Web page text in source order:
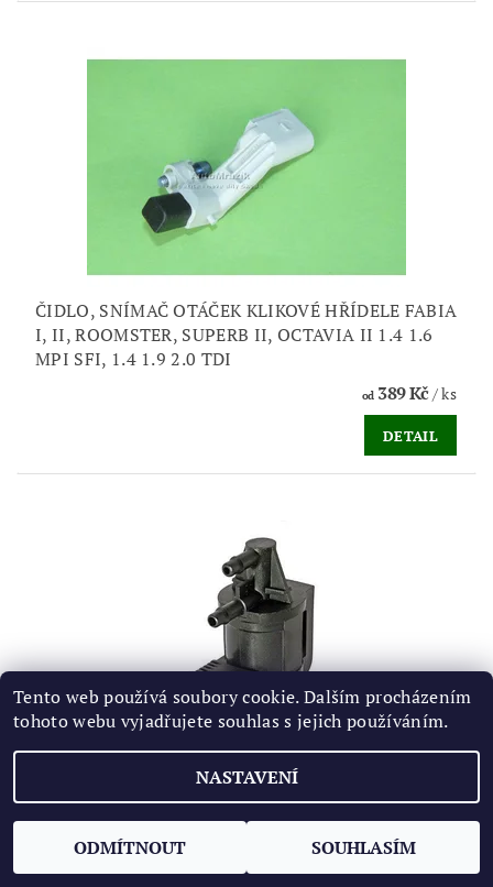
ČIDLO, SNÍMAČ OTÁČEK KLIKOVÉ HŘÍDELE FABIA
I, II, ROOMSTER, SUPERB II, OCTAVIA II 1.4 1.6
MPI SFI, 1.4 1.9 2.0 TDI
od389 Kč/ ks
DETAIL
MĚNIČ TLAKU ZPĚTNÉHO VEDENÍ ZPLODIN,
VENTIL N239 - 1.6, 1.9, 2.0 TDI
od389 Kč
Tento web používá soubory cookie. Dalším procházením
tohoto webu vyjadřujete souhlas s jejich používáním.
NASTAVENÍ
ODMÍTNOUT SOUHLASÍM